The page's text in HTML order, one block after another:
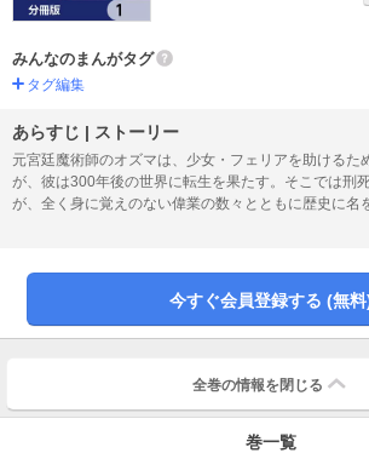
みんなのまんがタグ
タグ編集
あらすじ | ストーリー
元宮廷魔術師のオズマは、少女・フェリアを助けるた
が、彼は300年後の世界に転生を果たす。そこでは刑
が、全く身に覚えのない偉業の数々とともに歴史に名
がめられていたのである。伝説の大英雄として!姫騎
場！主人公・オズマに迫る女性たちとのちょっぴりエ
身に覚えのない偉業で祭り上げられるオズマですが、
今すぐ会員登録する (無料
全巻の情報を 閉じる
巻一覧